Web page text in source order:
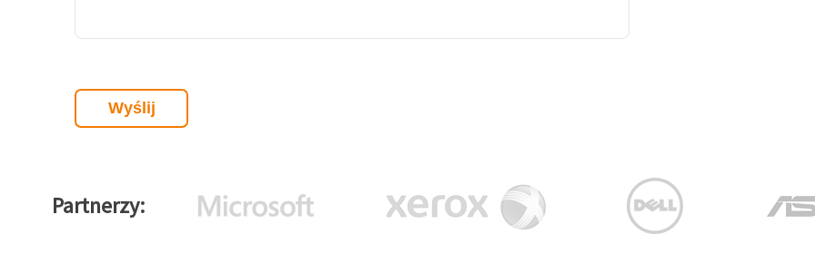
Partnerzy